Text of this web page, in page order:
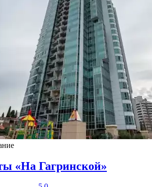
«На Гагринской»